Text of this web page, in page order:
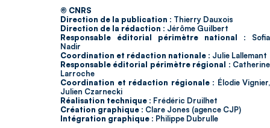
© CNRS
Direction de la publication : Thierry Dauxois
Direction de la rédaction : Jérôme Guilbert
Responsable éditorial périmètre national : Sofia
Nadir
Coordination et rédaction nationale : Julie Lallemant
Responsable éditorial périmètre régional : Catherine
Larroche
Coordination et rédaction régionale : Élodie Vignier,
Julien Czarnecki
Réalisation technique : Frédéric Druilhet
Création graphique : Clare Jones (agence CJP)
Intégration graphique : Philippe Dubrulle